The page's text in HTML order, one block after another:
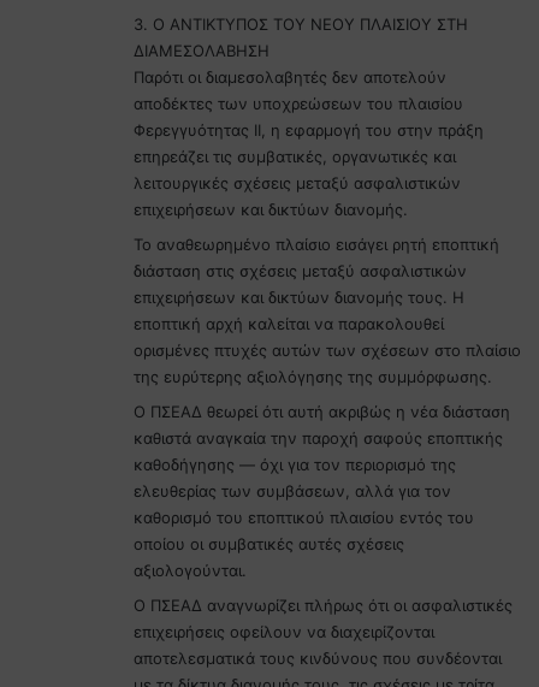
3. Ο ΑΝΤΙΚΤΥΠΟΣ ΤΟΥ ΝΕΟΥ ΠΛΑΙΣΙΟΥ ΣΤΗ
ΔΙΑΜΕΣΟΛΑΒΗΣΗ
Παρότι οι διαμεσολαβητές δεν αποτελούν
αποδέκτες των υποχρεώσεων του πλαισίου
Φερεγγυότητας ΙΙ, η εφαρμογή του στην πράξη
επηρεάζει τις συμβατικές, οργανωτικές και
λειτουργικές σχέσεις μεταξύ ασφαλιστικών
επιχειρήσεων και δικτύων διανομής.
Το αναθεωρημένο πλαίσιο εισάγει ρητή εποπτική
διάσταση στις σχέσεις μεταξύ ασφαλιστικών
επιχειρήσεων και δικτύων διανομής τους. Η
εποπτική αρχή καλείται να παρακολουθεί
ορισμένες πτυχές αυτών των σχέσεων στο πλαίσιο
της ευρύτερης αξιολόγησης της συμμόρφωσης.
Ο ΠΣΕΑΔ θεωρεί ότι αυτή ακριβώς η νέα διάσταση
καθιστά αναγκαία την παροχή σαφούς εποπτικής
καθοδήγησης — όχι για τον περιορισμό της
ελευθερίας των συμβάσεων, αλλά για τον
καθορισμό του εποπτικού πλαισίου εντός του
οποίου οι συμβατικές αυτές σχέσεις
αξιολογούνται.
Ο ΠΣΕΑΔ αναγνωρίζει πλήρως ότι οι ασφαλιστικές
επιχειρήσεις οφείλουν να διαχειρίζονται
αποτελεσματικά τους κινδύνους που συνδέονται